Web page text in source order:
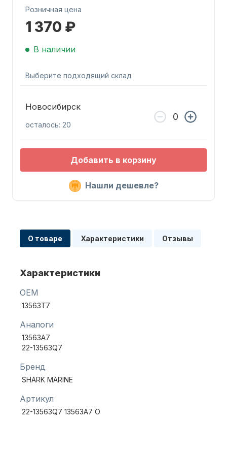
Запчасти для ПЛМ
Винты
Автохолодильник KYODA
Розничная цена
1 370 ₽
В наличии
Выберите подходящий склад
Новосибирск
осталось: 20
Добавить в корзину
Нашли дешевле?
О товаре Характеристики Отзывы
Характеристики
OEM
13563T7
Аналоги
13563A7
22-13563Q7
Бренд
SHARK MARINE
Артикул
22-13563Q7 13563A7 O